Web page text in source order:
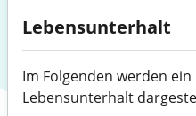
Lebensunterhalt
Im Folgenden werden
Lebensunterhalt